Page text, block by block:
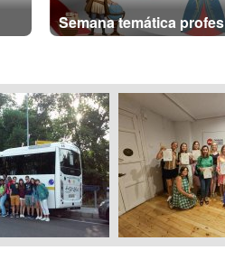
Semana temática profes